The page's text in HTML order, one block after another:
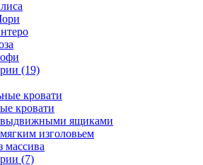
(19)
кровати
кровати
выдвижными ящиками
изголовьем
массива
(7)